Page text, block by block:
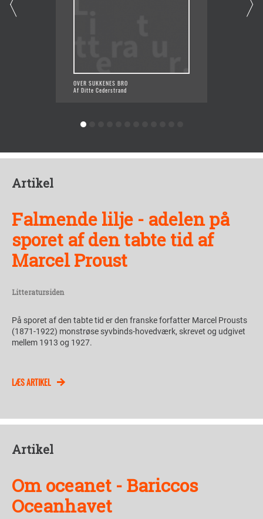
OVER SUKKENES BRO
Af Ditte Cederstrand
Artikel
Falmende lilje - adelen på
sporet af den tabte tid af
Marcel Proust
Litteratursiden
På sporet af den tabte tid er den franske forfatter Marcel Prousts
(1871-1922) monstrøse syvbinds-hovedværk, skrevet og udgivet
mellem 1913 og 1927.
LÆS ARTIKEL
Artikel
Om oceanet - Bariccos
Oceanhavet